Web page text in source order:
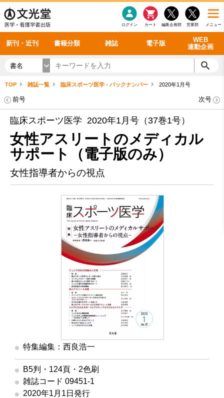
メニュー
営業部
編集企画部
カート
ログイン
新刊・近刊 書籍分類 雑誌 電子版
WEB
連動企画
感染症 老年医学
看護・介護
呼吸器
循環器
シリーズ一覧
雑誌投稿規定
理学療法
雑誌案内・年間購読 最新号 バックナンバー
電子書籍
電子雑誌
書籍「データに基づく臨床動作分析」WEB動画
書籍「眼手術学」WEB動画
書籍「神経症候学 II 改訂第二版」 WEB動画
新刊一覧
今後の発行予定
書名
TOP 雑誌一覧 臨床スポーツ医学 - バックナンバー 2020年1月号
前号 次号
臨床スポーツ医学 2020年1月号（37巻1号）
女性アスリートのメディカル
サポート（電子版のみ）
女性指導者からの視点
特集編集：西良浩一
B5判・124頁・2色刷
雑誌コード 09451-1
2020年1月1日発行